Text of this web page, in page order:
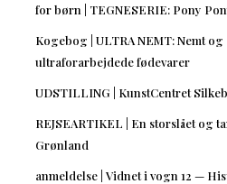
for børn | TEGNESERIE: Pony
Kogebog | ULTRA NEMT: Nemt
ultraforarbejdede fødevarer
UDSTILLING | KunstCentret
REJSEARTIKEL | En storslået og
Grønland
anmeldelse | Vidnet i vogn 12 —